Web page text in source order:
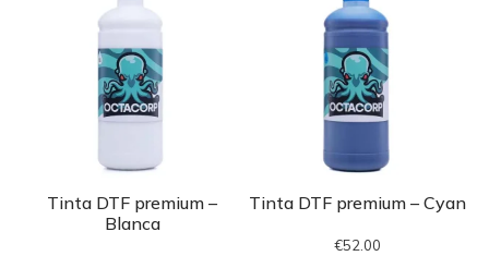
Tinta DTF premium –
Blanca
Tinta DTF premium – Cyan
€52.00